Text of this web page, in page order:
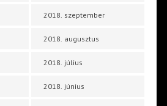
2018. szeptember
2018. augusztus
2018. július
2018. június